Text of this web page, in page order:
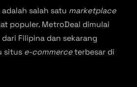
salah satu marketplace
populer. MetroDeal dimulai
Filipina dan sekarang
situs e-commerceterbesar di